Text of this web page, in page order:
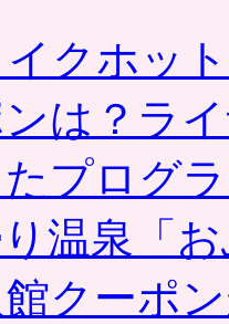
クホッ
は？ラ
プログ
温泉「
クーポ